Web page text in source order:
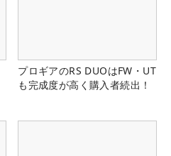
プロギアのRS DUOはFW・UT
も完成度が高く購入者続出！